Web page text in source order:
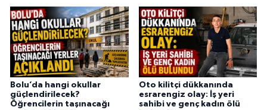
Bolu’da hangi okullar
güçlendirilecek?
Öğrencilerin taşınacağı
Oto kilitçi dükkanında
esrarengiz olay: İş yeri
sahibi ve genç kadın ölü